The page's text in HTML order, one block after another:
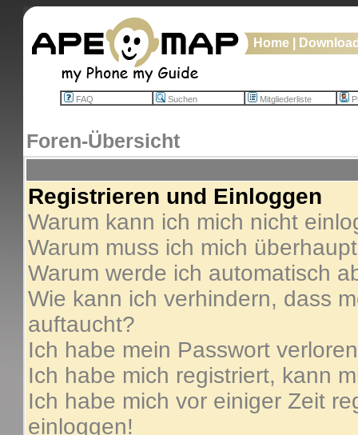
Home
FAQ Suchen Mitgliederliste
Foren-Übersicht
Registrieren und Einloggen
Warum kann ich mich nicht
Warum muss ich mich
Warum werde ich automatisch
Wie kann ich verhindern, dass
auftaucht?
Ich habe mein Passwort
Ich habe mich registriert, kann
Ich habe mich vor einiger Zeit
einloggen!